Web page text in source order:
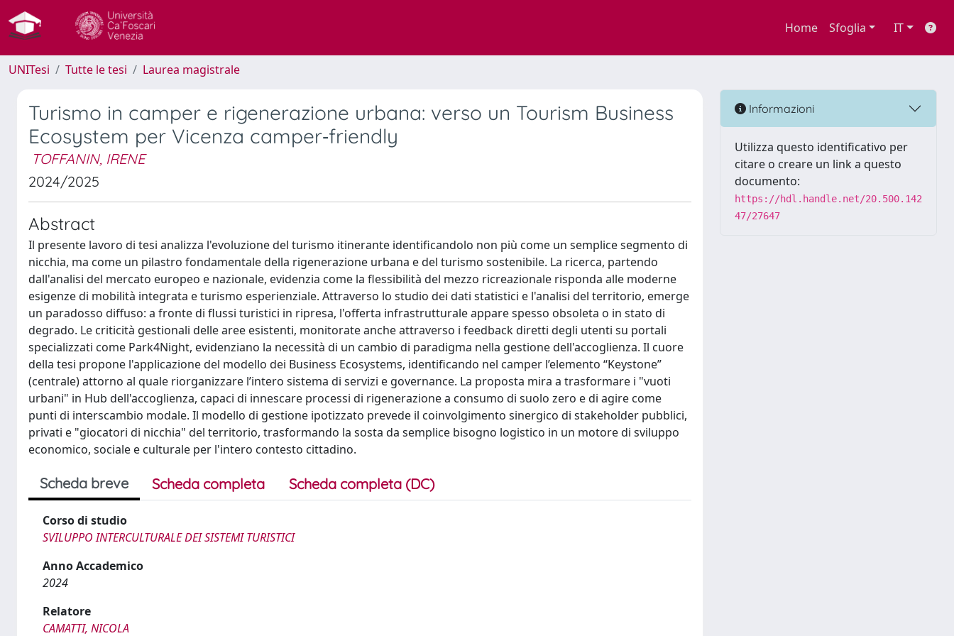
Home Sfoglia IT
UNITesi Tutte le tesi Laurea magistrale
Turismo in camper e rigenerazione urbana: verso un Tourism Business
Ecosystem per Vicenza camper‑friendly
TOFFANIN, IRENE
2024/2025
Abstract
Il presente lavoro di tesi analizza l'evoluzione del turismo itinerante identificandolo non più come un semplice segmento di
nicchia, ma come un pilastro fondamentale della rigenerazione urbana e del turismo sostenibile. La ricerca, partendo
dall'analisi del mercato europeo e nazionale, evidenzia come la flessibilità del mezzo ricreazionale risponda alle moderne
esigenze di mobilità integrata e turismo esperienziale. Attraverso lo studio dei dati statistici e l'analisi del territorio, emerge
un paradosso diffuso: a fronte di flussi turistici in ripresa, l'offerta infrastrutturale appare spesso obsoleta o in stato di
degrado. Le criticità gestionali delle aree esistenti, monitorate anche attraverso i feedback diretti degli utenti su portali
specializzati come Park4Night, evidenziano la necessità di un cambio di paradigma nella gestione dell'accoglienza. Il cuore
della tesi propone l'applicazione del modello dei Business Ecosystems, identificando nel camper l’elemento “Keystone”
(centrale) attorno al quale riorganizzare l’intero sistema di servizi e governance. La proposta mira a trasformare i "vuoti
urbani" in Hub dell'accoglienza, capaci di innescare processi di rigenerazione a consumo di suolo zero e di agire come
punti di interscambio modale. Il modello di gestione ipotizzato prevede il coinvolgimento sinergico di stakeholder pubblici,
privati e "giocatori di nicchia" del territorio, trasformando la sosta da semplice bisogno logistico in un motore di sviluppo
economico, sociale e culturale per l'intero contesto cittadino.
Scheda breve Scheda completa Scheda completa (DC)
Corso di studio
SVILUPPO INTERCULTURALE DEI SISTEMI TURISTICI
Anno Accademico
2024
Relatore
CAMATTI, NICOLA
Informazioni
Utilizza questo identificativo per
citare o creare un link a questo
documento:
https://hdl.handle.net/20.500.142
47/27647